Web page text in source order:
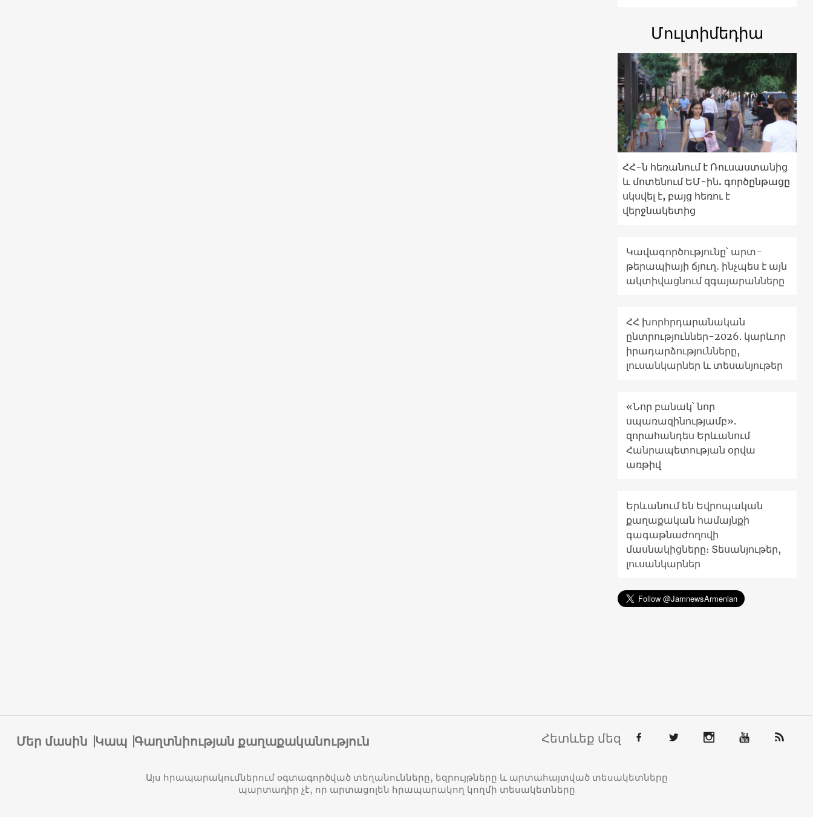
Մուլտիմեդիա
ՀՀ-ն հեռանում է Ռուսաստանից
և մոտենում ԵՄ-ին. գործընթացը
սկսվել է, բայց հեռու է
վերջնակետից
Կավագործությունը՝ արտ-
թերապիայի ճյուղ․ ինչպես է այն
ակտիվացնում զգայարանները
ՀՀ խորհրդարանական
ընտրություններ-2026. կարևոր
իրադարձությունները,
լուսանկարներ և տեսանյութեր
«Նոր բանակ՝ նոր
սպառազինությամբ».
զորահանդես Երևանում
Հանրապետության օրվա
առթիվ
Երևանում են Եվրոպական
քաղաքական համայնքի
գագաթնաժողովի
մասնակիցները։ Տեսանյութեր,
լուսանկարներ
Մեր մասին Կապ Գաղտնիության քաղաքականություն Հետևեք մեզ
Այս հրապարակումներում օգտագործված տեղանունները, եզրույթները և արտահայտված տեսակետները
պարտադիր չէ, որ արտացոլեն հրապարակող կողմի տեսակետները